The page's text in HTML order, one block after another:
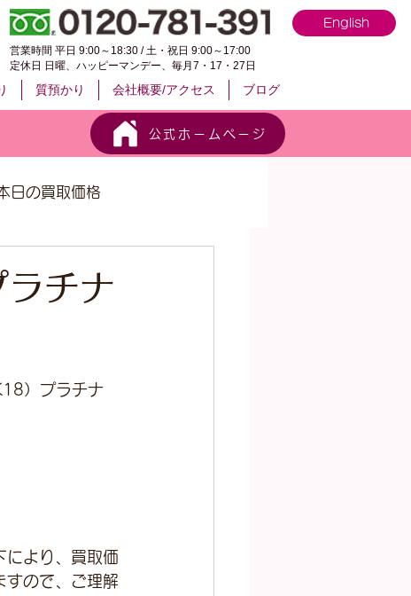
English
営業時間 平日 9:00～18:30 / 土・祝日 9:00～17:00
定休日 日曜、ハッピーマンデー、毎月7・17・27日
質預かり 会社概要/アクセス ブログ
公式ホームページ
日の買取価格
チナ
）プラチナ
より、買取価
すので、ご理解